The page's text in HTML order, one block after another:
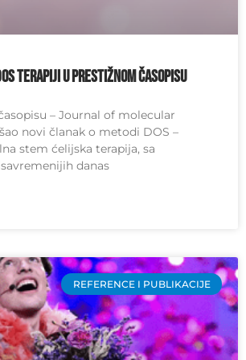
terapiji u prestižnom časopisu
– Journal of molecular
novi članak o metodi DOS –
stem ćelijska terapija, sa
danas
REFERENCE I PUBLIKACIJE